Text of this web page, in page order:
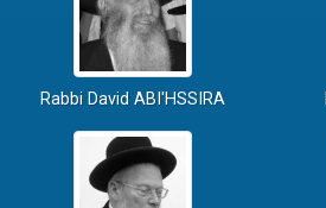
Rabbi David ABI'HSSIRA